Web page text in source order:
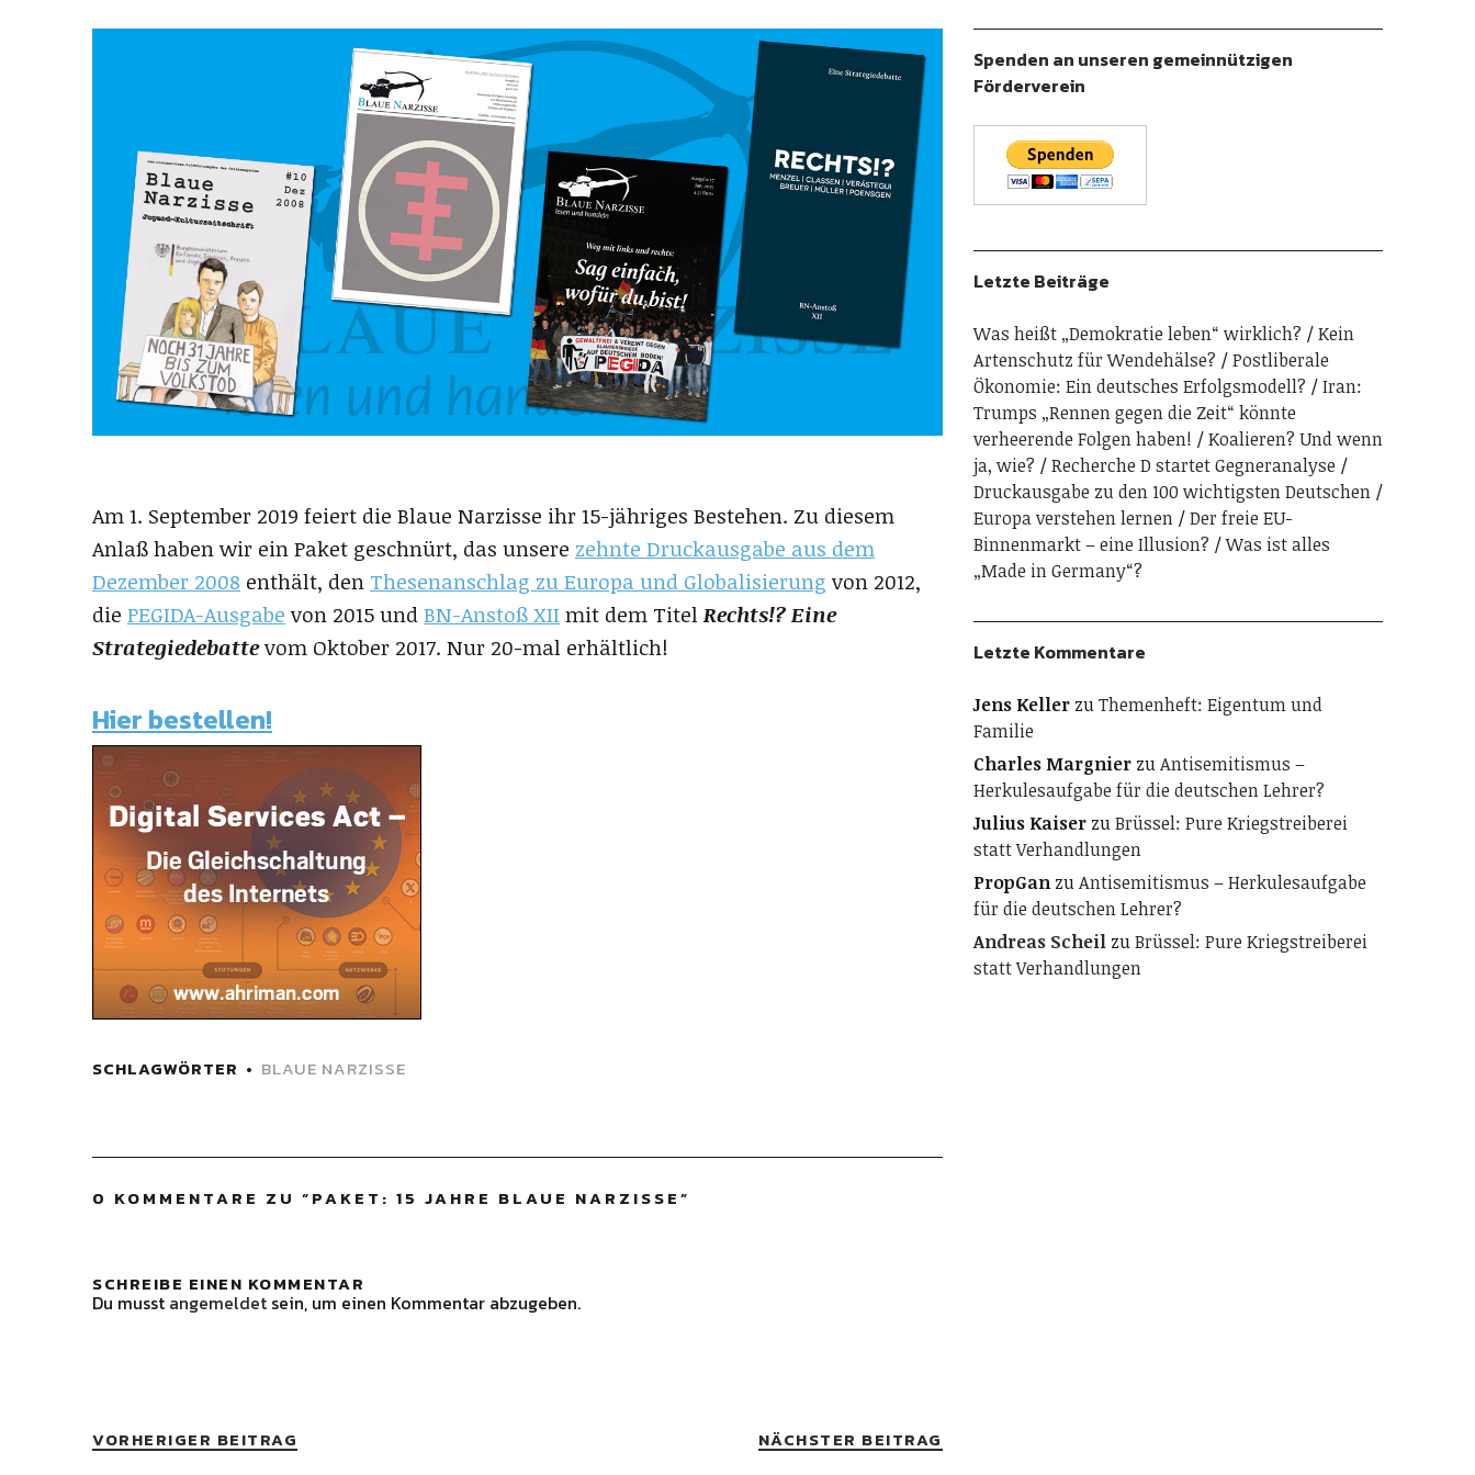
Am 1. September 2019 feiert die Blaue Narzisse ihr 15-jähriges Bestehen. Zu diesem
Anlaß haben wir ein Paket geschnürt, das unsere zehnte Druckausgabe aus dem
Dezember 2008 enthält, den Thesenanschlag zu Europa und Globalisierung von 2012,
die PEGIDA-Ausgabe von 2015 undBN-Anstoß XII mit dem Titel Rechts!? Eine
Strategiedebattevom Oktober 2017. Nur 20-mal erhältlich!
Hier bestellen!
SCHLAGWÖRTER BLAUE NARZISSE
0 KOMMENTARE ZU “PAKET: 15 JAHRE BLAUE NARZISSE”
SCHREIBE EINEN KOMMENTAR
Du musst angemeldet sein, um einen Kommentar abzugeben.
VORHERIGER BEITRAG NÄCHSTER BEITRAG
Spenden an unseren gemeinnützigen
Förderverein
Letzte Beiträge
Was heißt „Demokratie leben“ wirklich?
Kein
Artenschutz für Wendehälse?
Postliberale
Ökonomie: Ein deutsches Erfolgsmodell?
Iran:
Trumps „Rennen gegen die Zeit“ könnte
verheerende Folgen haben!
Koalieren? Und wenn
ja, wie?
Recherche D startet Gegneranalyse
Druckausgabe zu den 100 wichtigsten Deutschen
Europa verstehen lernen
Der freie EU-
Binnenmarkt – eine Illusion?
Was ist alles
„Made in Germany“?
Letzte Kommentare
Jens KellerzuThemenheft: Eigentum und
Familie
Charles MargnierzuAntisemitismus –
Herkulesaufgabe für die deutschen Lehrer?
Julius KaiserzuBrüssel: Pure Kriegstreiberei
statt Verhandlungen
PropGanzuAntisemitismus – Herkulesaufgabe
für die deutschen Lehrer?
Andreas ScheilzuBrüssel: Pure Kriegstreiberei
statt Verhandlungen